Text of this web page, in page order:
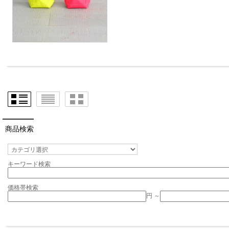
商品検索
キーワード検索
価格帯検索
円 ～